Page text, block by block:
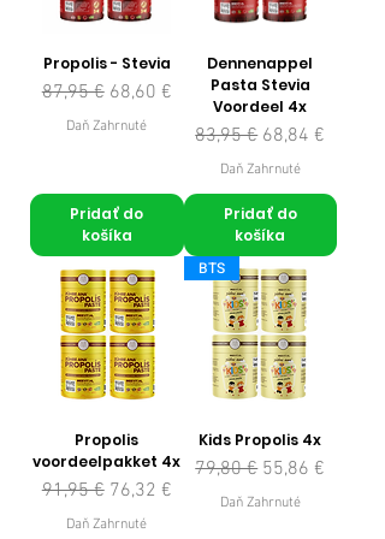
Propolis - Stevia
Normálna cena
87,95 € Zľavnená cena
68,60 €
Daň Zahrnuté
Pridať do
košíka
Dennenappel
Pasta Stevia
Voordeel 4x
Normálna cena
83,95 € Zľavnená cena
68,84 €
Daň Zahrnuté
Pridať do
košíka
Propolis
voordeelpakket 4x
Normálna cena
91,95 € Zľavnená cena
76,32 €
Daň Zahrnuté
BTS
Kids Propolis 4x
Normálna cena
79,80 € Zľavnená cena
55,86 €
Daň Zahrnuté